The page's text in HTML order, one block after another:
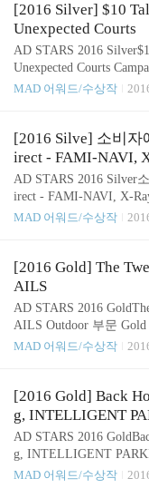
생..
디오 영상을 확인해 보
권과 나라 들에서, 특히
이 사라졌고, 그 숫자는
여아일 경우 낙태하는
산물입니다. 특히 홍콩
시아 지역 중 하나인데
기 위한 움직임을 일..
[2016 Silver] $10
Unexpected Courts
AD STARS 2016
Unexpected Courts
작 $10 Tale of Forgotten
수상작을 소개합니다.
운 참전 용사들이 있지
희생을 인정하지 않은
중국 안에서의 내전으
이었는데요. 이 퇴역 군
살아있는 사람들은 여
MAD 어워드/수상작
[2016 Silve] 소비자
irect - FAMI-NAVI,
AD STARS 2016 Silver
irect - FAMI-NAVI, X-
상작 FAMI-NAVI 특정
늘 소개할 수상작은 다
상한 작품들입니다. 지
해마다 25만대의 자동
수가 급증하고, 교통 체
라, 교통 사고 또한 매
다. CIROEN은 중국의
MAD 어워드/수상작
[2016 Gold] The
AILS
AD STARS 2016
AILS Outdoor 부문 Gold
out-of-home 환경에서
가하는 outdoor부문! 이
서 수상한 작품인데요.
되어 있었지만 정부에
었습니다.운전자들은
지만 직접적으로 불만
있었습니다. 그런 와중,
MAD 어워드/수상작
[2016 Gold] Back
g, INTELLIGENT
AD STARS 2016
g, INTELLIGENT
ce, Media 부문 Gold 수상
MAD 어워드/수상작